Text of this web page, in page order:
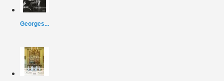
Georges...